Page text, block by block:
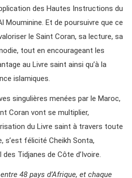
des Hautes Instructions du
Mouminine. Et de poursuivre que ce
le Saint Coran, sa lecture, sa
tout en encourageant les
au Livre saint ainsi qu’à la
islamiques.
singulières menées par le Maroc,
Coran vont se multiplier,
du Livre saint à travers toute
s’est félicité Cheikh Sonta,
Tidjanes de Côte d’Ivoire.
48 pays d’Afrique, et chaque